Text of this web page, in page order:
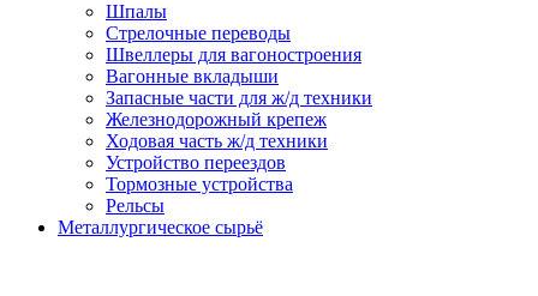
Шпалы
Стрелочные переводы
Швеллеры для вагоностроения
Вагонные вкладыши
Запасные части для ж/д техники
Железнодорожный крепеж
Ходовая часть ж/д техники
Устройство переездов
Тормозные устройства
Рельсы
Металлургическое сырьё